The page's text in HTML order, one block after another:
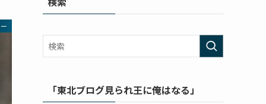
「東北ブログ見られ王に俺はなる」